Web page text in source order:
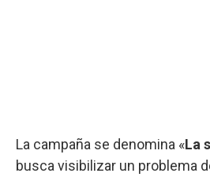
La campaña se denomina «La
busca visibilizar un problema